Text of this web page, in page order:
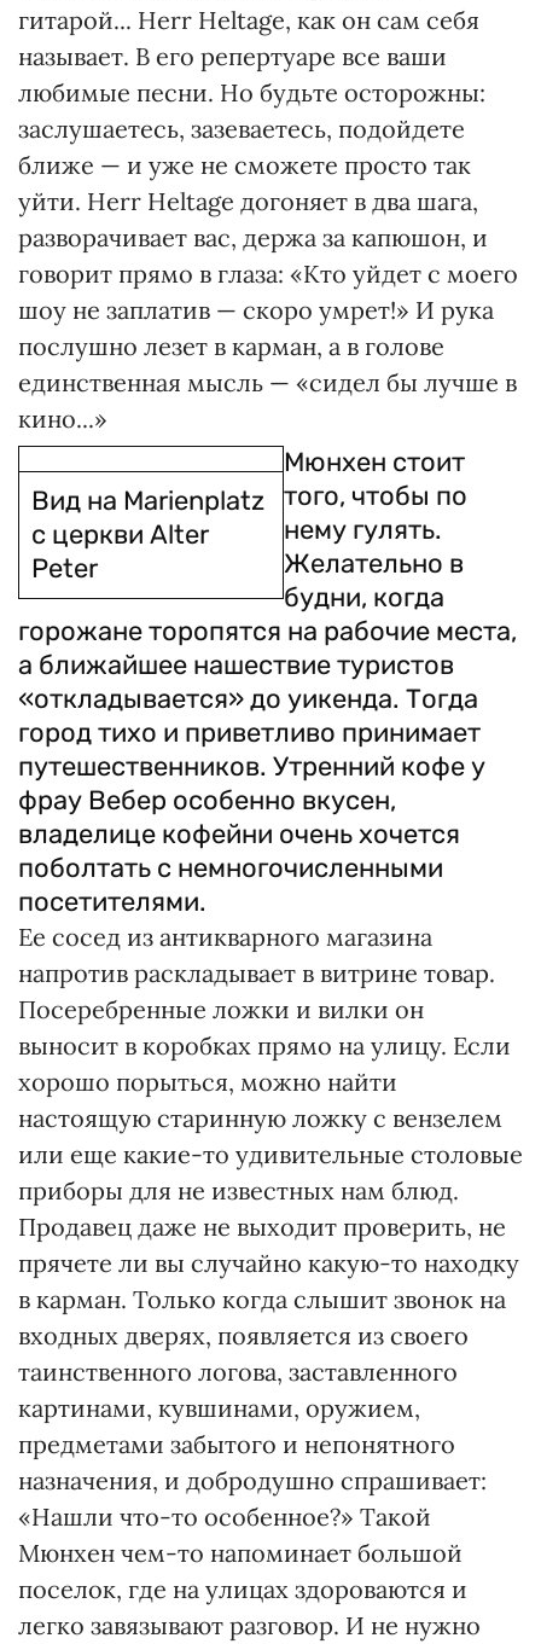
гитарой... Herr Heltage, как он сам себя
называет. В его репертуаре все ваши
любимые песни. Но будьте осторожны:
заслушаетесь, зазеваетесь, подойдете
ближе — и уже не сможете просто так
уйти. Herr Heltage догоняет в два шага,
разворачивает вас, держа за капюшон, и
говорит прямо в глаза: «Кто уйдет с моего
шоу не заплатив — скоро умрет!» И рука
послушно лезет в карман, а в голове
единственная мысль — «сидел бы лучше в
кино...»
Вид на Marienplatz
с церкви Alter
Peter
Мюнхен стоит
того, чтобы по
нему гулять.
Желательно в
будни, когда
горожане торопятся на рабочие места,
а ближайшее нашествие туристов
«откладывается» до уикенда. Тогда
город тихо и приветливо принимает
путешественников. Утренний кофе у
фрау Вебер особенно вкусен,
владелице кофейни очень хочется
поболтать с немногочисленными
посетителями.
Ее сосед из антикварного магазина
напротив раскладывает в витрине товар.
Посеребренные ложки и вилки он
выносит в коробках прямо на улицу. Если
хорошо порыться, можно найти
настоящую старинную ложку с вензелем
или еще какие-то удивительные столовые
приборы для не известных нам блюд.
Продавец даже не выходит проверить, не
прячете ли вы случайно какую-то находку
в карман. Только когда слышит звонок на
входных дверях, появляется из своего
таинственного логова, заставленного
картинами, кувшинами, оружием,
предметами забытого и непонятного
назначения, и добродушно спрашивает:
«Нашли что-то особенное?» Такой
Мюнхен чем-то напоминает большой
поселок, где на улицах здороваются и
легко завязывают разговор. И не нужно